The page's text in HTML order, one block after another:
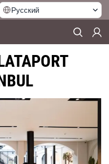
Русский